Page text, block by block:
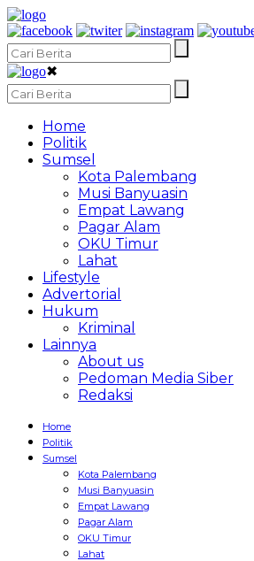
✖
Home
Politik
Sumsel
Kota Palembang
Musi Banyuasin
Empat Lawang
Pagar Alam
OKU Timur
Lahat
Lifestyle
Advertorial
Hukum
Kriminal
Lainnya
About us
Pedoman Media Siber
Redaksi
Home
Politik
Sumsel
Kota Palembang
Musi Banyuasin
Empat Lawang
Pagar Alam
OKU Timur
Lahat